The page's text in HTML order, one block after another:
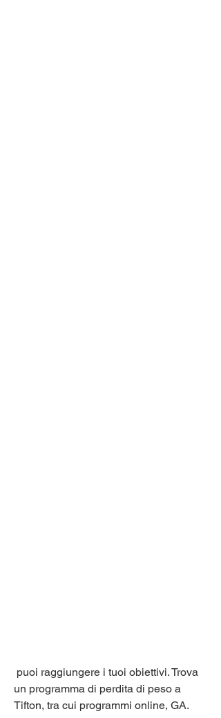
un programma di perdita di peso a
Tifton, tra cui programmi online, GA.